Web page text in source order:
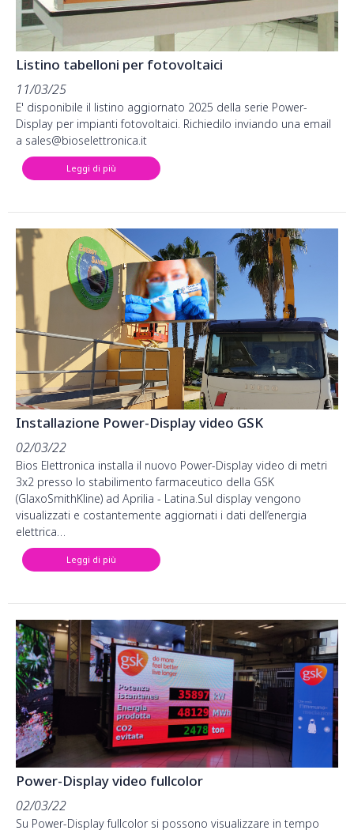
Listino tabelloni per fotovoltaici
11/03/25
E' disponibile il listino aggiornato 2025 della serie Power-
Display per impianti fotovoltaici. Richiedilo inviando una email
a sales@bioselettronica.it
Leggi di più
Installazione Power-Display video GSK
02/03/22
Bios Elettronica installa il nuovo Power-Display video di metri
3x2 presso lo stabilimento farmaceutico della GSK
(GlaxoSmithKline) ad Aprilia - Latina.Sul display vengono
visualizzati e costantemente aggiornati i dati dell’energia
elettrica…
Leggi di più
Power-Display video fullcolor
02/03/22
Su Power-Display fullcolor si possono visualizzare in tempo